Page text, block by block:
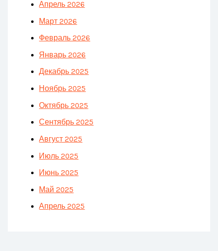
Апрель 2026
Март 2026
Февраль 2026
Январь 2026
Декабрь 2025
Ноябрь 2025
Октябрь 2025
Сентябрь 2025
Август 2025
Июль 2025
Июнь 2025
Май 2025
Апрель 2025